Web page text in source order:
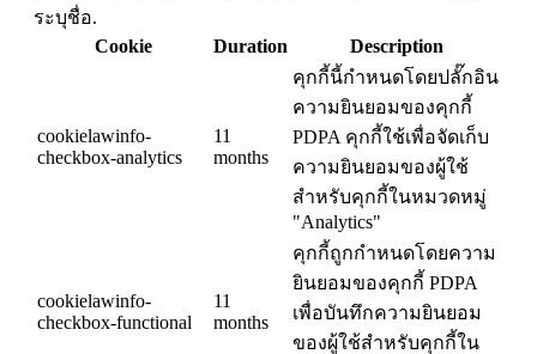
ระบุชื่อ.
Cookie
Duration Description
cookielawinfo-
checkbox-analytics
11
months
คุกกี้นี้กำหนดโดยปลั๊กอิน
ความยินยอมของคุกกี้
PDPA คุกกี้ใช้เพื่อจัดเก็บ
ความยินยอมของผู้ใช้
สำหรับคุกกี้ในหมวดหมู่
"Analytics"
cookielawinfo-
checkbox-functional
11
months
คุกกี้ถูกกำหนดโดยความ
ยินยอมของคุกกี้ PDPA
เพื่อบันทึกความยินยอม
ของผู้ใช้สำหรับคุกกี้ใน